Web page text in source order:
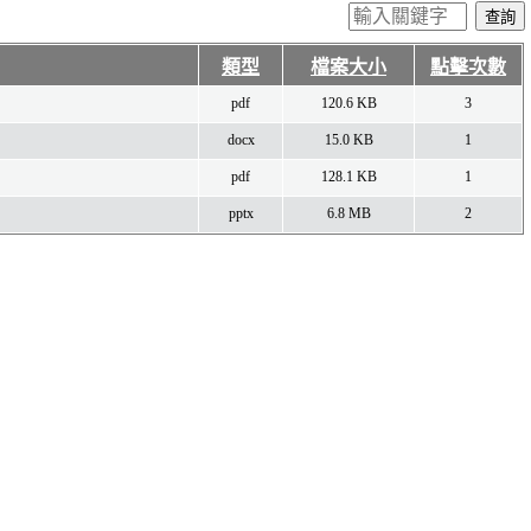
類型 檔案大小 點擊次數
pdf 120.6 KB 3
docx 15.0 KB 1
pdf 128.1 KB 1
pptx 6.8 MB 2